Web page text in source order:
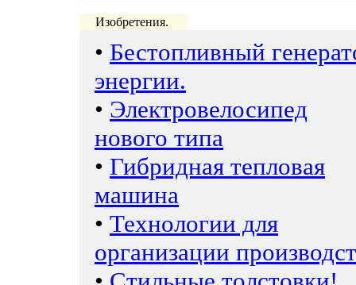
Изобретения.
• Бестопливный
энергии.
• Электровелосипед
нового типа
• Гибридная тепловая
машина
• Технологии для
организации